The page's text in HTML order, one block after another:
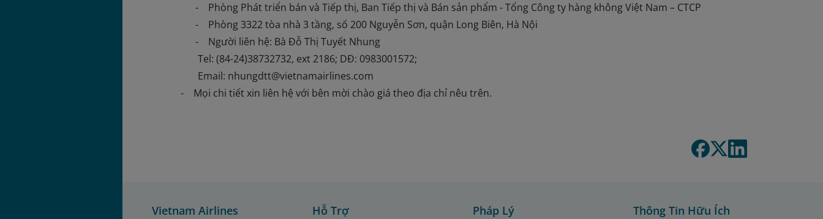
- Phòng Phát triển bán và Tiếp thị, Ban Tiếp thị và Bán sản phẩm - Tổng Công ty hàng không Việt Nam – CTCP
- Phòng 3322 tòa nhà 3 tầng, số 200 Nguyễn Sơn, quận Long Biên, Hà Nội
- Người liên hệ: Bà Đỗ Thị Tuyết Nhung
Tel: (84-24)38732732, ext 2186; DĐ: 0983001572;
Email: nhungdtt@vietnamairlines.com
- Mọi chi tiết xin liên hệ với bên mời chào giá theo địa chỉ nêu trên.
Vietnam Airlines Hỗ Trợ Pháp Lý Thông Tin Hữu Ích